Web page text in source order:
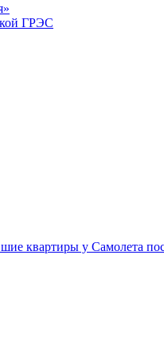
ГРЭС
квартиры у Самолета